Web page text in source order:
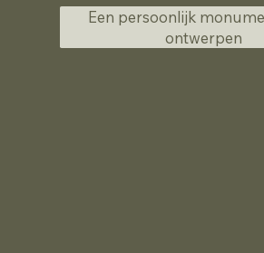
Een persoonlijk
ontwerpen